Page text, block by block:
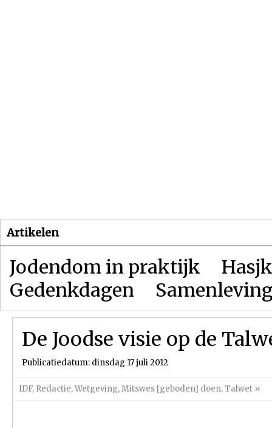
Artikelen
Jodendom in praktijk
Gedenkdagen
De Joodse visie op de
Publicatiedatum: dinsdag 17 juli 2012
IDF, Redactie,Wetgeving,Mitswes [geboden] doen,Talwet »